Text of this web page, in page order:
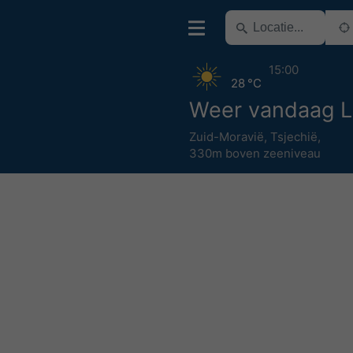
Weer vandaag
Zuid-Moravië, Tsjechië,
330m boven zeeniveau
28 °C
15:00